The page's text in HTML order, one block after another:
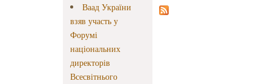
Ваад України
взяв участь у
Форумі
національних
директорів
Всесвітнього